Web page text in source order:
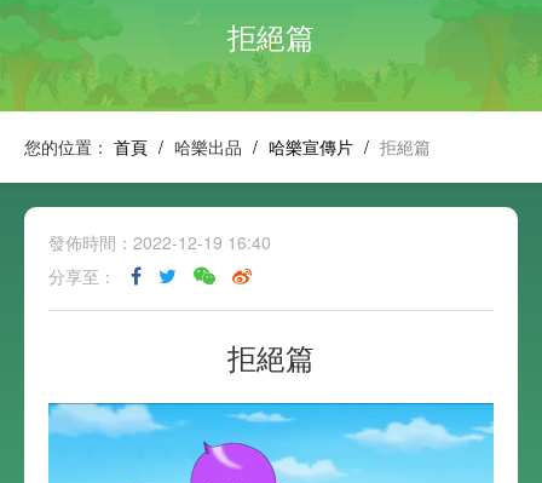
拒絕篇
您的位置： 首頁 / 哈樂出品 / 哈樂宣傳片 / 拒絕篇
發佈時間：2022-12-19 16:40
分享至：
拒絕篇